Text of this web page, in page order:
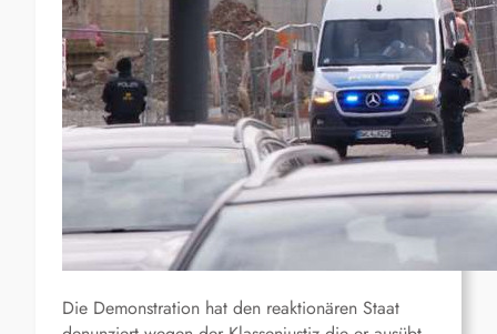
Die Demonstration hat den reaktionären Staat